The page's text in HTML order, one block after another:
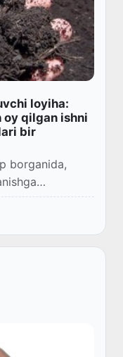
loyiha:
oy qilgan ishni
bir
borganida,
olimlari ham